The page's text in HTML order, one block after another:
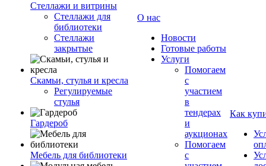
Стеллажи и витрины
Стеллажи для
библиотеки
Стеллажи
закрытые
Скамьи, стулья и кресла
Регулируемые
стулья
Гардероб
Мебель для библиотеки
О нас
Новости
Готовые работы
Услуги
Помогаем
с
участием
в
тендерах
и
аукционах
Помогаем
с
Как